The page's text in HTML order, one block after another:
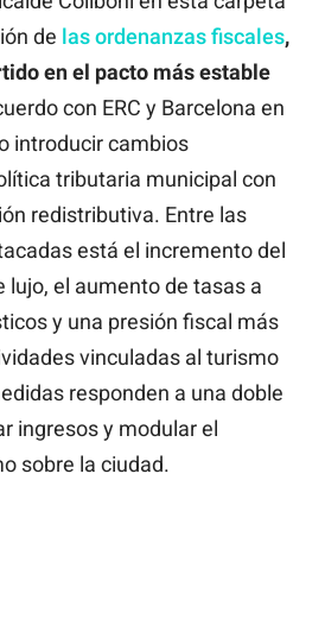
de las ordenanzas fiscales,
en el pacto más estable
con ERC y Barcelona en
introducir cambios
tributaria municipal con
redistributiva. Entre las
está el incremento del
lujo, el aumento de tasas a
y una presión fiscal más
vinculadas al turismo
responden a una doble
ingresos y modular el
sobre la ciudad.